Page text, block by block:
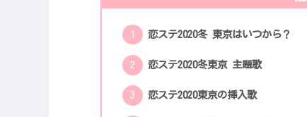
恋ステ2020冬 東京はいつから？
恋ステ2020冬東京 主題歌
恋ステ2020東京の挿入歌